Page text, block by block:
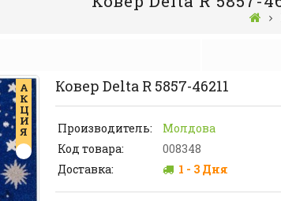
А
К
Ц
И
Я
Ковер Delta R 5857-46211
Производитель:
Молдова
Код товара:
008348
Доставка:
1 - 3 Дня